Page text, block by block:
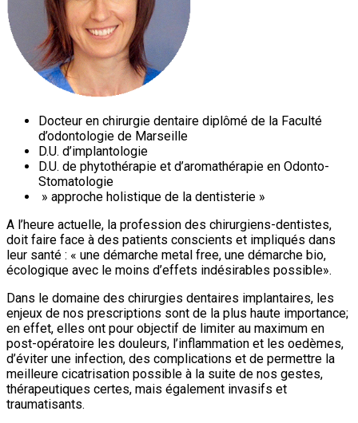
Docteur en chirurgie dentaire diplômé de la Faculté
d’odontologie de Marseille
D.U. d’implantologie
D.U. de phytothérapie et d’aromathérapie en Odonto-
Stomatologie
» approche holistique de la dentisterie »
A l’heure actuelle, la profession des chirurgiens-dentistes,
doit faire face à des patients conscients et impliqués dans
leur santé : « une démarche metal free, une démarche bio,
écologique avec le moins d’effets indésirables possible».
Dans le domaine des chirurgies dentaires implantaires, les
enjeux de nos prescriptions sont de la plus haute importance;
en effet, elles ont pour objectif de limiter au maximum en
post-opératoire les douleurs, l’inflammation et les oedèmes,
d’éviter une infection, des complications et de permettre la
meilleure cicatrisation possible à la suite de nos gestes,
thérapeutiques certes, mais également invasifs et
traumatisants.